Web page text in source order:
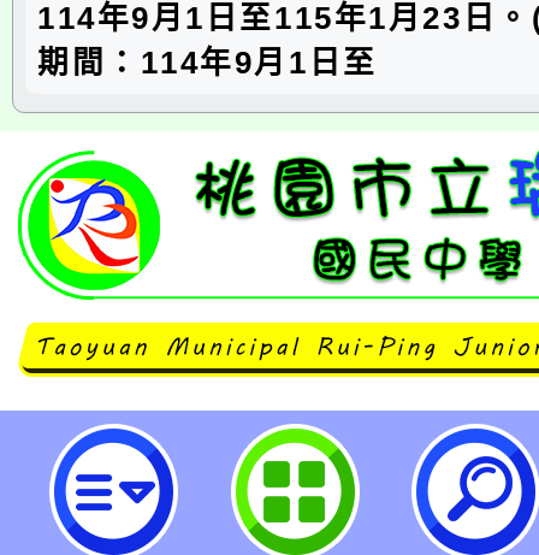
114年9月1日至115年1月23日
期間：114年9月1日至
114年桃園市兒童青少年健康體位
立瑞坪國民中學